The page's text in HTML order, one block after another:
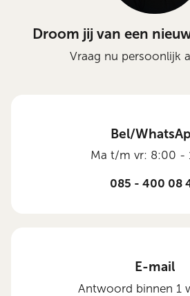
Droom jij van een
Vraag nu persoonlijk
Bel/
Ma t/m vr: 8:00 -
085 - 400 08
E-mail
Antwoord binnen 1